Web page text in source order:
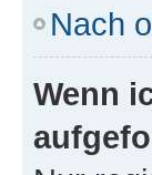
Nach
Wenn